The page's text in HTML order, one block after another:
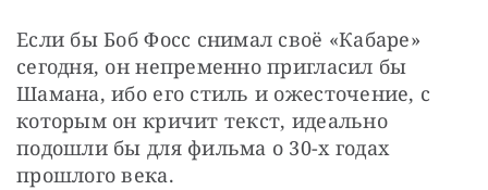
Если бы Боб Фосс снимал своё «Кабаре»
сегодня, он непременно пригласил бы
Шамана, ибо его стиль и ожесточение, с
которым он кричит текст, идеально
подошли бы для фильма о 30-х годах
прошлого века.